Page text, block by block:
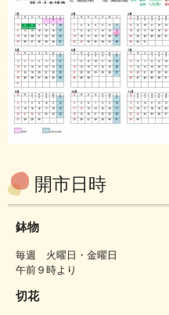
開市日時
鉢物
毎週 火曜日・金曜日
午前９時より
切花